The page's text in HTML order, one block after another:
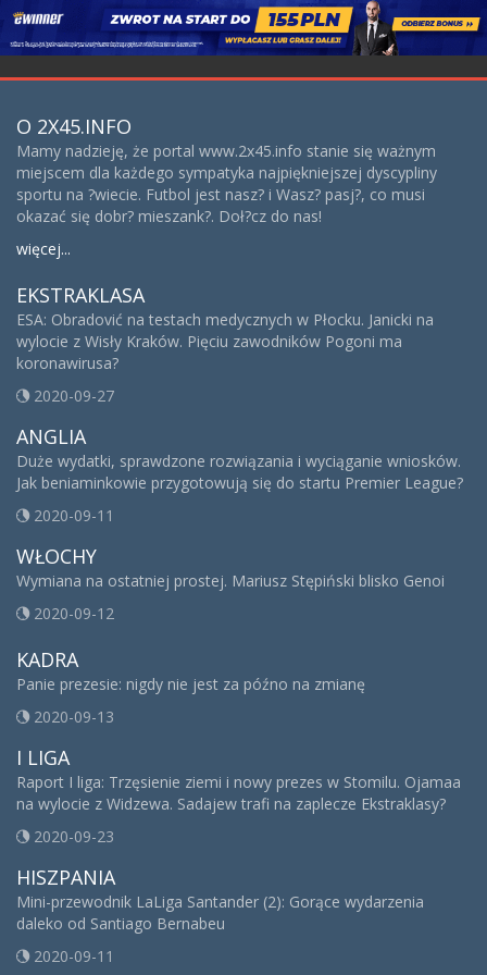
O 2X45.INFO
Mamy nadzieję, że portal www.2x45.info stanie się ważnym
miejscem dla każdego sympatyka najpiękniejszej dyscypliny
sportu na ?wiecie. Futbol jest nasz? i Wasz? pasj?, co musi
okazać się dobr? mieszank?. Doł?cz do nas!
więcej...
EKSTRAKLASA
ESA: Obradović na testach medycznych w Płocku. Janicki na
wylocie z Wisły Kraków. Pięciu zawodników Pogoni ma
koronawirusa?
2020-09-27
ANGLIA
Duże wydatki, sprawdzone rozwiązania i wyciąganie wniosków.
Jak beniaminkowie przygotowują się do startu Premier League?
2020-09-11
WŁOCHY
Wymiana na ostatniej prostej. Mariusz Stępiński blisko Genoi
2020-09-12
KADRA
Panie prezesie: nigdy nie jest za późno na zmianę
2020-09-13
I LIGA
Raport I liga: Trzęsienie ziemi i nowy prezes w Stomilu. Ojamaa
na wylocie z Widzewa. Sadajew trafi na zaplecze Ekstraklasy?
2020-09-23
HISZPANIA
Mini-przewodnik LaLiga Santander (2): Gorące wydarzenia
daleko od Santiago Bernabeu
2020-09-11